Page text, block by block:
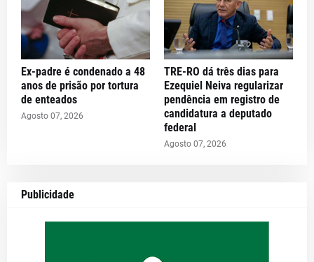
Ex-padre é condenado a 48
anos de prisão por tortura
de enteados
Agosto 07, 2026
TRE-RO dá três dias para
Ezequiel Neiva regularizar
pendência em registro de
candidatura a deputado
federal
Agosto 07, 2026
Publicidade